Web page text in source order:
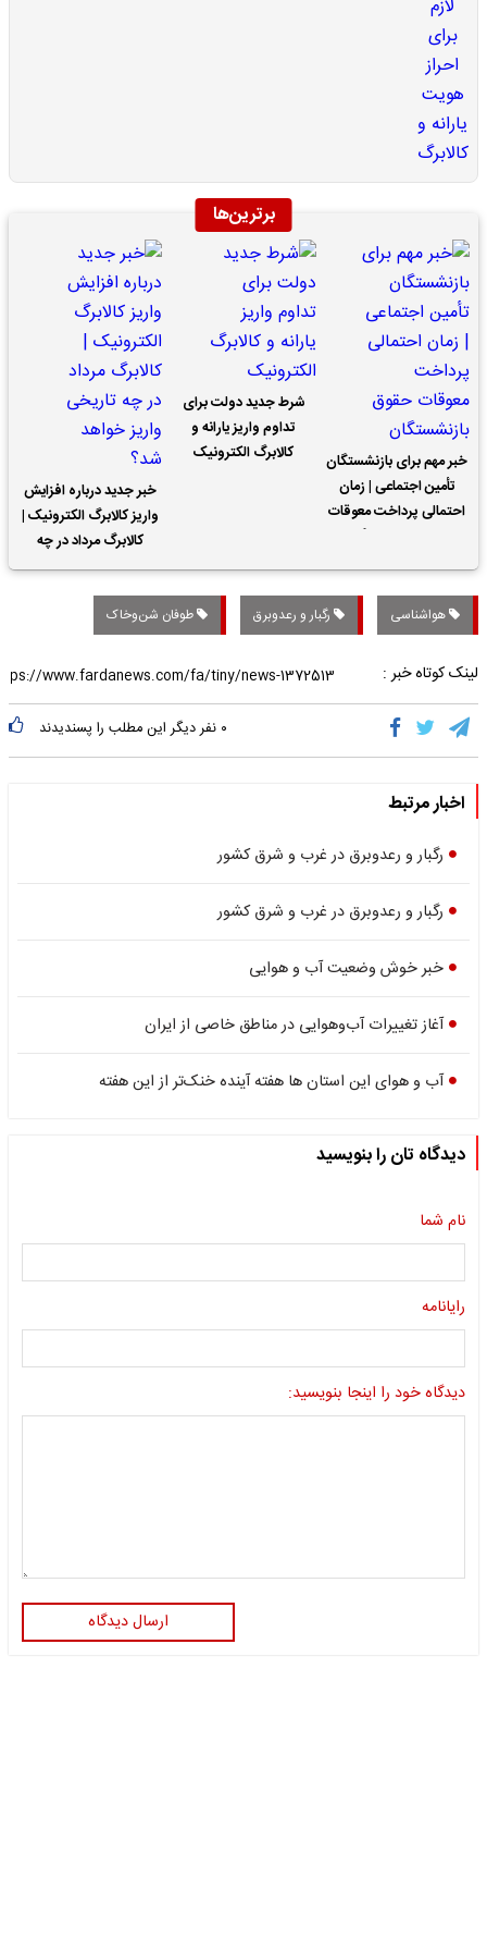
برترین‌ها
خبر مهم برای بازنشستگان
تأمین اجتماعی | زمان
احتمالی پرداخت معوقات
شرط جدید دولت برای
تداوم واریز یارانه و
کالابرگ الکترونیک
خبر جدید درباره افزایش
واریز کالابرگ الکترونیک |
کالابرگ مرداد در چه
تاریخی واریز خواهد شد؟
هواشناسی رگبار و رعدوبرق طوفان شن‌وخاک
لینک کوتاه خبر :
۰ نفر دیگر این مطلب را پسندیدند
اخبار مرتبط
رگبار و رعدوبرق در غرب و شرق کشور
رگبار و رعدوبرق در غرب و شرق کشور
خبر خوش وضعیت آب و هوایی
آغاز تغییرات آب‌وهوایی در مناطق خاصی از ایران
آب و هوای این استان ها هفته آینده خنک‌تر از این هفته
دیدگاه تان را بنویسید
نام شما
رایانامه
دیدگاه خود را اینجا بنویسید:
ارسال دیدگاه